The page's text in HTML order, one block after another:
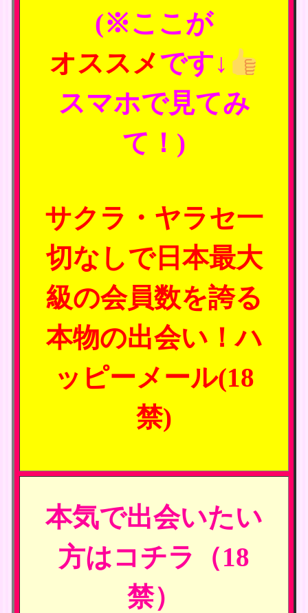
(※ここが
オススメです↓
スマホで見てみ
て！)
サクラ・ヤラセ一
切なしで日本最大
級の会員数を誇る
本物の出会い！ハ
ッピーメール(18
禁)
本気で出会いたい
方はコチラ（18
禁）